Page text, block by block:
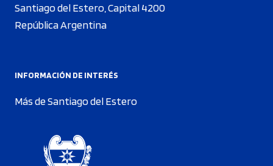
Santiago del Estero, Capital 4200
República Argentina
INFORMACIÓN DE INTERÉS
Más de Santiago del Estero